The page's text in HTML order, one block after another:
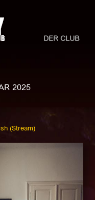
DER CLUB
2025
(Stream)